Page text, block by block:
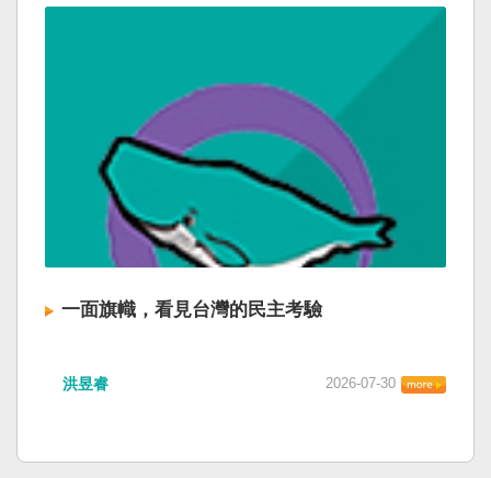
一面旗幟，看見台灣的民主考驗
洪昱睿 2026-07-30